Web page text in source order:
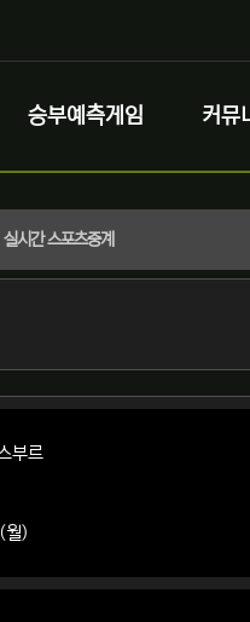
승부예측게임 커뮤
시간 스포츠중계
부르
월)